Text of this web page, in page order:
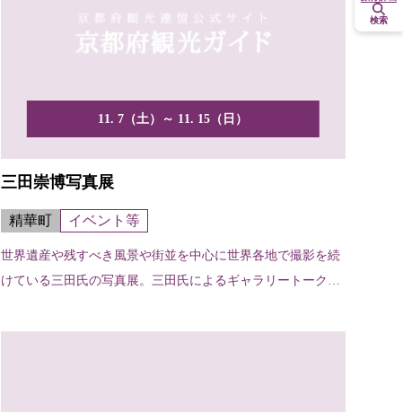
11. 7（土）～ 11. 15（日）
三田崇博写真展
精華町 イベント等
世界遺産や残すべき風景や街並を中心に世界各地で撮影を続
けている三田氏の写真展。三田氏によるギャラリートークも
検索